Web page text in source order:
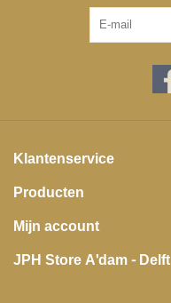
Klantenservice
Producten
Mijn account
JPH Store A'dam - Delft